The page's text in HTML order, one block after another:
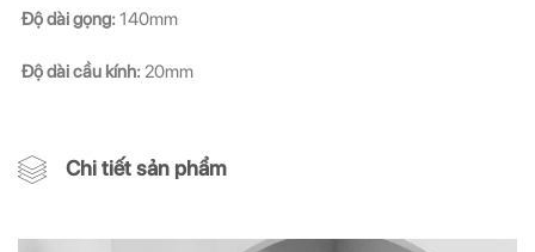
Độ dài gọng:140mm
Độ dài cầu kính: 20mm
Chi tiết sản phẩm